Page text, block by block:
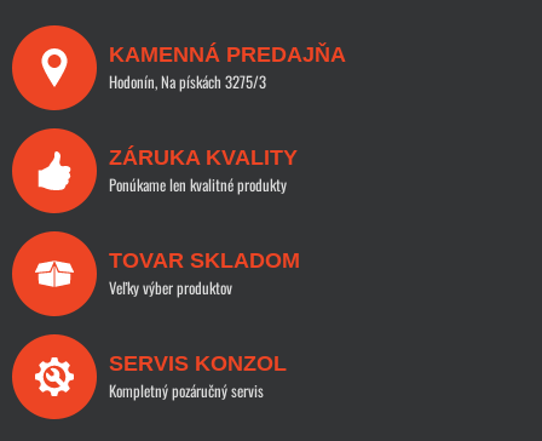
KAMENNÁ PREDAJŇA
Hodonín, Na pískách 3275/3
ZÁRUKA KVALITY
Ponúkame len kvalitné produkty
TOVAR SKLADOM
Veľky výber produktov
SERVIS KONZOL
Kompletný pozáručný servis